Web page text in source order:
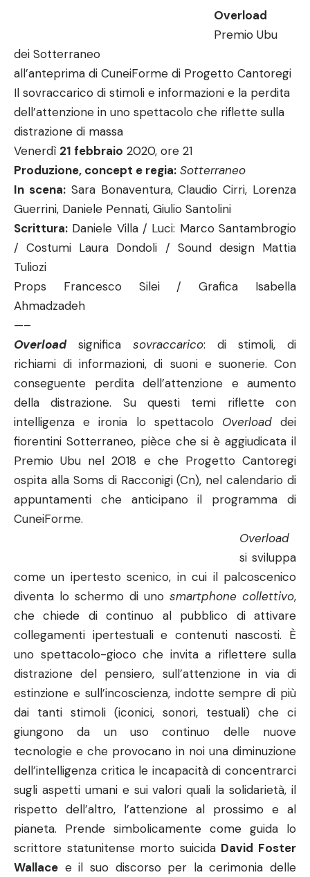
Overload
Premio Ubu
dei Sotterraneo
all’anteprima di CuneiForme di Progetto Cantoregi
Il sovraccarico di stimoli e informazioni e la perdita
dell’attenzione in uno spettacolo che riflette sulla
distrazione di massa
Venerdì 21 febbraio 2020, ore 21
Produzione, concept e regia: Sotterraneo
In scena:Sara Bonaventura, Claudio Cirri, Lorenza
Guerrini, Daniele Pennati, Giulio Santolini
Scrittura: Daniele Villa / Luci: Marco Santambrogio
/ Costumi Laura Dondoli / Sound design Mattia
Tuliozi
Props Francesco Silei / Grafica Isabella
Ahmadzadeh
—–
Overload
significa sovraccarico: di stimoli, di
richiami di informazioni, di suoni e suonerie. Con
conseguente perdita dell’attenzione e aumento
della distrazione. Su questi temi riflette con
intelligenza e ironia lo spettacolo Overloaddei
fiorentini Sotterraneo, pièce che si è aggiudicata il
Premio Ubu nel 2018 e che Progetto Cantoregi
ospita alla Soms di Racconigi (Cn), nel calendario di
appuntamenti che anticipano il programma di
CuneiForme.
Overload
si sviluppa
come un ipertesto scenico, in cui il palcoscenico
diventa lo schermo di uno smartphone collettivo,
che chiede di continuo al pubblico di attivare
collegamenti ipertestuali e contenuti nascosti. È
uno spettacolo-gioco che invita a riflettere sulla
distrazione del pensiero, sull’attenzione in via di
estinzione e sull’incoscienza, indotte sempre di più
dai tanti stimoli (iconici, sonori, testuali) che ci
giungono da un uso continuo delle nuove
tecnologie e che provocano in noi una diminuzione
dell’intelligenza critica le incapacità di concentrarci
sugli aspetti umani e sui valori quali la solidarietà, il
rispetto dell’altro, l’attenzione al prossimo e al
pianeta. Prende simbolicamente come guida lo
scrittore statunitense morto suicida David Foster
Wallace e il suo discorso per la cerimonia delle